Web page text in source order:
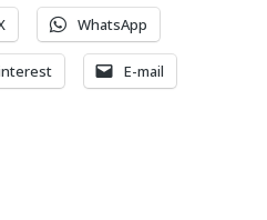
WhatsApp
E-mail